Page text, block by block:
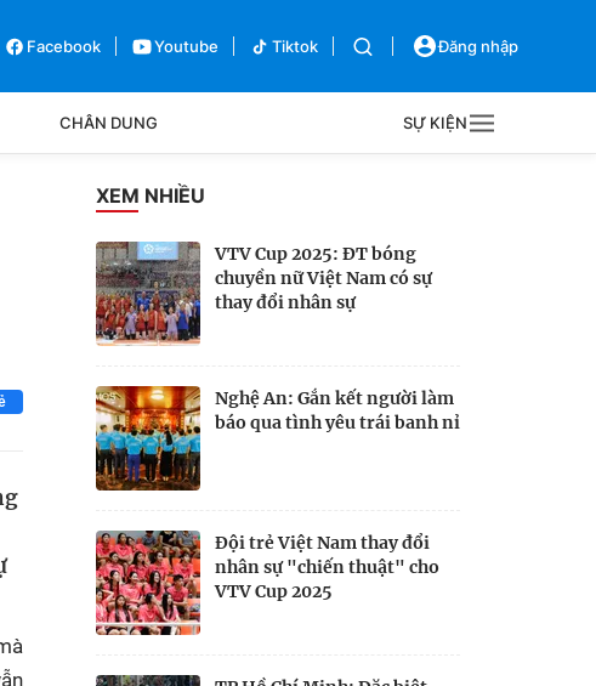
Facebook Youtube Tiktok Đăng nhập
CHÂN DUNG SỰ KIỆN
Bên lề
XEM NHIỀU
VTV Cup 2025: ĐT bóng
chuyền nữ Việt Nam có sự
thay đổi nhân sự
Nghệ An: Gắn kết người làm
báo qua tình yêu trái banh nỉ
Đội trẻ Việt Nam thay đổi
nhân sự "chiến thuật" cho
VTV Cup 2025